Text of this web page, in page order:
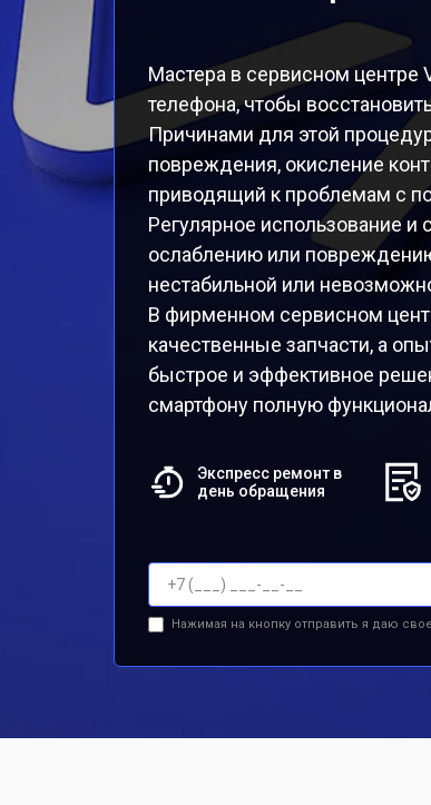
Мастера в сервисном центре
телефона, чтобы
Причинами для этой
повреждения, окисление
приводящий к проблемам с
Регулярное использование и
ослаблению или
нестабильной или
В фирменном сервисном
качественные запчасти, а
быстрое и эффективное
смартфону полную
Экспресс ремонт в
день обращения
Нажимая на кнопку отправить я даю